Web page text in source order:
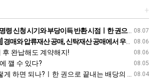
+
08.07
시기와 부당이득 반환 시점ㅣ한 권으로 끝내는 배당의 정석
08.06
압류재산 공매, 신탁재산 공매에서 우선순위에 따른 배당 방법
08.06
후 완납해도 계약해지!
08.05
깰 수 있다?
08.04
하면 되나?ㅣ한 권으로 끝내는 배당의 정석